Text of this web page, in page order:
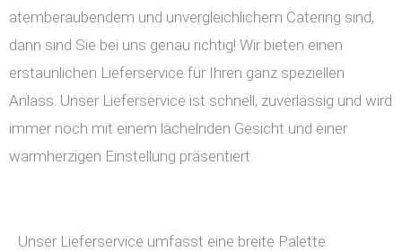
atemberaubendem und unvergleichlichem Catering sind,
dann sind Sie bei uns genau richtig! Wir bieten einen
erstaunlichen Lieferservice für Ihren ganz speziellen
Anlass. Unser Lieferservice ist schnell, zuverlässig und wird
immer noch mit einem lächelnden Gesicht und einer
warmherzigen Einstellung präsentiert.
Unser Lieferservice umfasst eine breite Palette